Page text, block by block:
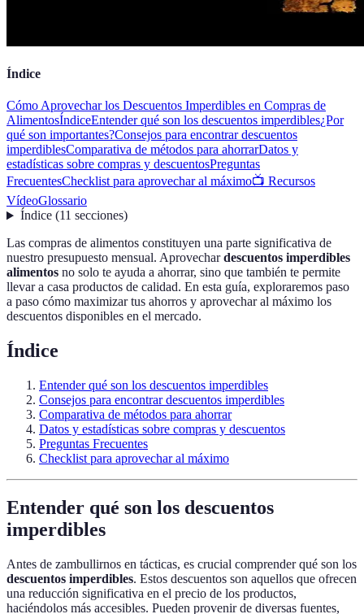
Índice
Cómo Aprovechar los Descuentos Imperdibles en Compras de
AlimentosÍndiceEntender qué son los descuentos imperdibles¿Por
qué son importantes?Consejos para encontrar descuentos
imperdiblesComparativa de métodos para ahorrarDatos y
estadísticas sobre compras y descuentosPreguntas
FrecuentesChecklist para aprovechar al máximo📺 Recursos
VídeoGlossario
Índice(11 secciones)
Las compras de alimentos constituyen una parte significativa de
nuestro presupuesto mensual. Aprovechardescuentos imperdibles
alimentos no solo te ayuda a ahorrar, sino que también te permite
llevar a casa productos de calidad. En esta guía, exploraremos paso
a paso cómo maximizar tus ahorros y aprovechar al máximo los
descuentos disponibles en el mercado.
Índice
Entender qué son los descuentos imperdibles
Consejos para encontrar descuentos imperdibles
Comparativa de métodos para ahorrar
Datos y estadísticas sobre compras y descuentos
Preguntas Frecuentes
Checklist para aprovechar al máximo
Entender qué son los descuentos
imperdibles
Antes de zambullirnos en tácticas, es crucial comprender qué son los
descuentos imperdibles. Estos descuentos son aquellos que ofrecen
una reducción significativa en el precio de los productos,
haciéndolos más accesibles. Pueden provenir de diversas fuentes,